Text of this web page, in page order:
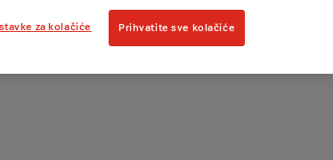
za kolačiće Prihvatite sve kolačiće